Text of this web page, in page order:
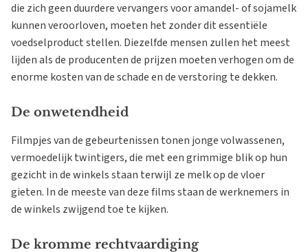
die zich geen duurdere vervangers voor amandel- of sojamelk
kunnen veroorloven, moeten het zonder dit essentiële
voedselproduct stellen. Diezelfde mensen zullen het meest
lijden als de producenten de prijzen moeten verhogen om de
enorme kosten van de schade en de verstoring te dekken.
De onwetendheid
Filmpjes van de gebeurtenissen tonen jonge volwassenen,
vermoedelijk twintigers, die met een grimmige blik op hun
gezicht in de winkels staan terwijl ze melk op de vloer
gieten. In de meeste van deze films staan de werknemers in
de winkels zwijgend toe te kijken.
De kromme rechtvaardiging